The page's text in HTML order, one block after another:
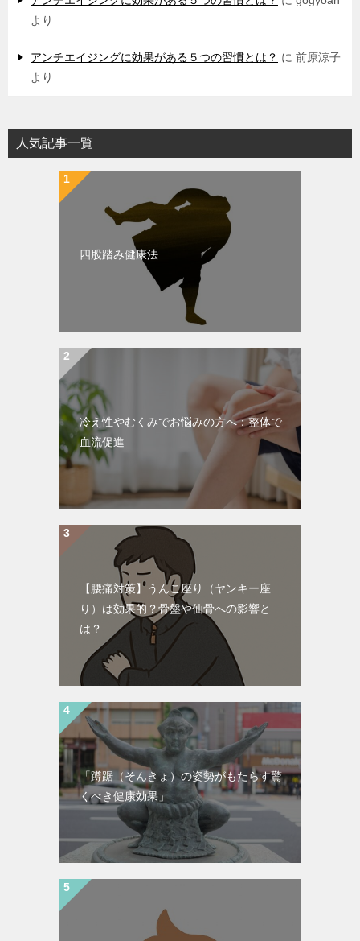
より
アンチエイジングに効果がある５つの習慣とは？ に 前原涼子
より
人気記事一覧
四股踏み健康法
冷え性やむくみでお悩みの方へ：整体で
血流促進
【腰痛対策】うんこ座り（ヤンキー座
り）は効果的？骨盤や仙骨への影響と
は？
「蹲踞（そんきょ）の姿勢がもたらす驚
くべき健康効果」